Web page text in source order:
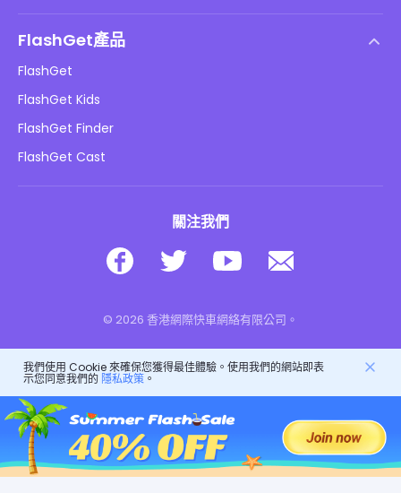
DMCA 政策
隱私政策
廣告政策
不要出售我的資訊
兒童在線安全
下載
FlashGet產品
FlashGet
FlashGet Kids
FlashGet Finder
FlashGet Cast
關注我們
© 2026 香港網際快車網絡有限公司。
我們使用 Cookie 來確保您獲得最佳體驗。使用我們的網站即表
示您同意我們的 隱私政策。